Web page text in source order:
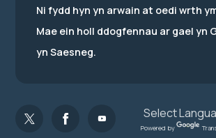
Ni fydd hyn yn arwain at oedi wrth
Mae ein holl ddogfennau ar gael yn
yn Saesneg.
Powered by